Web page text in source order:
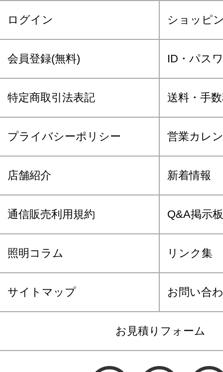
ログイン ショッピ
会員登録(無料) ID・パス
特定商取引法表記 送料・手
プライバシーポリシー 営業カレ
店舗紹介 新着情報
通信販売利用規約 Q&A掲示板
照明コラム リンク集
サイトマップ お問い合
お見積りフォーム